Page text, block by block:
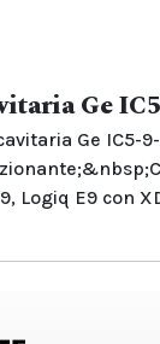
Ge
Ge IC5-
Logiq E9 con